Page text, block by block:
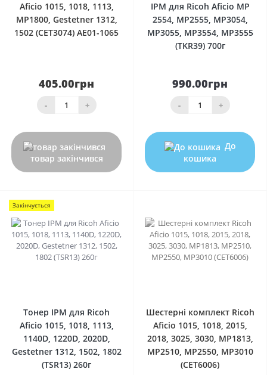
Aficio 1015, 1018, 1113,
MP1800, Gestetner 1312,
1502 (CET3074) AE01-1065
405.00грн
- +
товар закінчився
IPM для Ricoh Aficio MP
2554, MP2555, MP3054,
MP3055, MP3554, MP3555
(TKR39) 700г
990.00грн
- +
До
кошика
Закінчується
Тонер IPM для Ricoh
Aficio 1015, 1018, 1113,
1140D, 1220D, 2020D,
Gestetner 1312, 1502, 1802
(TSR13) 260г
Шестерні комплект Ricoh
Aficio 1015, 1018, 2015,
2018, 3025, 3030, MP1813,
MP2510, MP2550, MP3010
(CET6006)